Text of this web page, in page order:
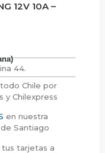
12V 10A –
44.
Chile por
y Chilexpress
en nuestra
Santiago
tus tarjetas a